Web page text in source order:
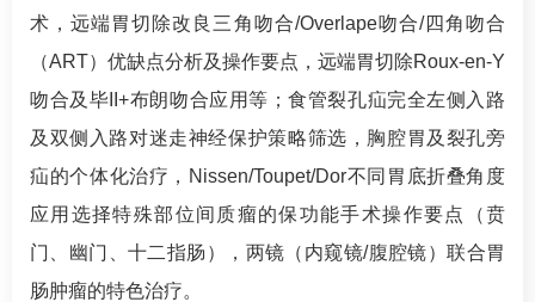
术，远端胃切除改良三角吻合/Overlape吻合/四角吻合
（ART）优缺点分析及操作要点，远端胃切除Roux-en-Y
吻合及毕II+布朗吻合应用等；食管裂孔疝完全左侧入路
及双侧入路对迷走神经保护策略筛选，胸腔胃及裂孔旁
疝的个体化治疗，Nissen/Toupet/Dor不同胃底折叠角度
应用选择特殊部位间质瘤的保功能手术操作要点（贲
门、幽门、十二指肠），两镜（内窥镜/腹腔镜）联合胃
肠肿瘤的特色治疗。